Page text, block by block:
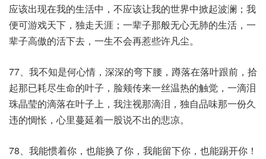
应该出现在我的生活中，不应该让我的世界中掀起波澜；我
便可游戏天下，独走天涯；一辈子那般无心无肺的生活，一
辈子高傲的活下去，一生不会再惹些许凡尘。
77、我不知是何心情，深深的弯下腰，蹲落在落叶跟前，拾
起那已耗尽生命的叶子，脸颊传来一丝温热的触觉，一滴泪
珠晶莹的滴落在叶子上，我注视那滴泪，独自品味那一份久
违的惆怅，心里蔓延着一股说不出的悲凉。
78、我能惯着你，也能换了你，我能留下你，也能踢开你！